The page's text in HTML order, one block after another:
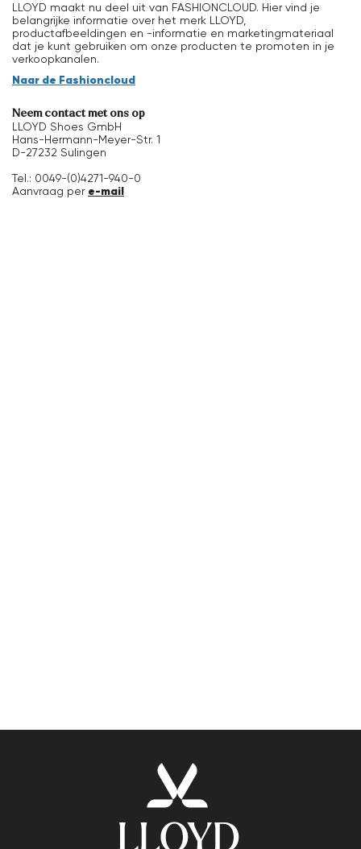
LLOYD maakt nu deel uit van FASHIONCLOUD. Hier vind je
belangrijke informatie over het merk LLOYD,
productafbeeldingen en -informatie en marketingmateriaal
dat je kunt gebruiken om onze producten te promoten in je
verkoopkanalen.
Naar de Fashioncloud
Neem contact met ons op
LLOYD Shoes GmbH
Hans-Hermann-Meyer-Str. 1
D-27232 Sulingen
Tel.: 0049-(0)4271-940-0
Aanvraag per e-mail